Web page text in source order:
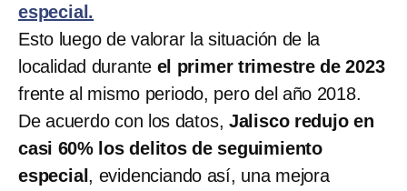
especial.
Esto luego de valorar la situación de la
localidad durante el primer trimestre de 2023
frente al mismo periodo, pero del año 2018.
De acuerdo con los datos, Jalisco redujo en
casi 60% los delitos de seguimiento
especial , evidenciando así, una mejora